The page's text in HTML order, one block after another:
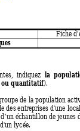
Fiche
indiquez la
quantitatif).
de la population
des entreprises d'une
échantillon de jeunes
lycée.